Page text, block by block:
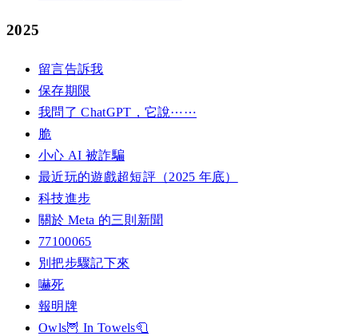
2025
留言告訴我
保存期限
我問了 ChatGPT，它說⋯⋯
脆
小心 AI 被詐騙
最近玩的遊戲超短評（2025 年底）
科技進步
關於 Meta 的三則新聞
77100065
別把步驟記下來
嚇死
報明牌
Owls🦉 In Towels🧻